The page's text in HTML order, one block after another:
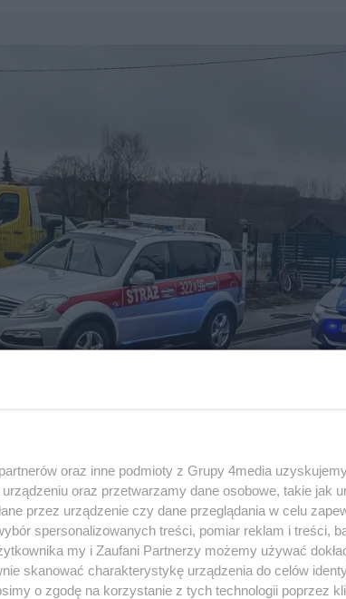
18 / 18
oraz inne podmioty z Grupy 4media
oraz przetwarzamy dane osobowe, takie jak
przez urządzenie czy dane przeglądania w celu
spersonalizowanych treści, pomiar reklam i treści,
my i Zaufani Partnerzy możemy używać
skanować charakterystykę urządzenia do celów
o zgodę na korzystanie z tych technologii poprzez